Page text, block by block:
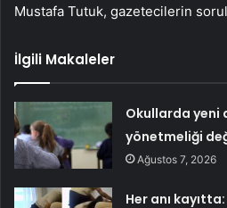
Mustafa Tutuk, gazetecilerin
İlgili Makaleler
Okullarda yeni
yönetmeliği
Ağustos 7, 2026
Her anı